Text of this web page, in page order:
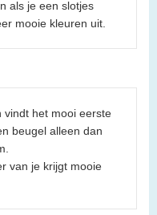
als je een slotjes
mooie kleuren uit.
vindt het mooi eerste
beugel alleen dan
van je krijgt mooie